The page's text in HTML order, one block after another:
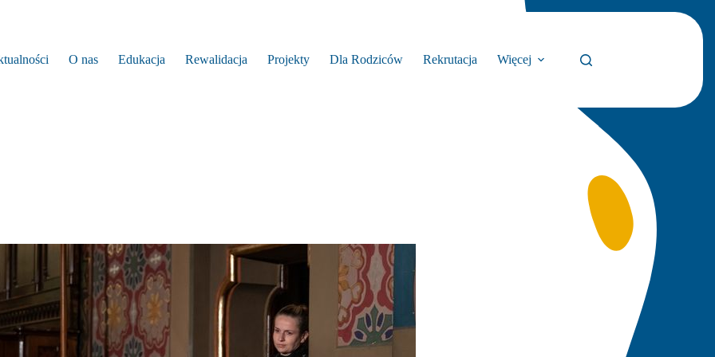
O nas Edukacja Rewalidacja Projekty Dla Rodziców Rekrutacja Więcej